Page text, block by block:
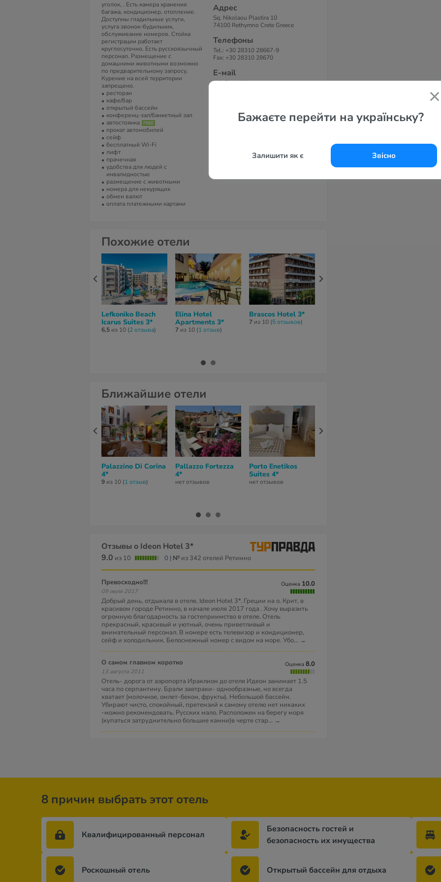
Бажаєте перейти на українську?
Залишити як є Звісно
уголок, . Есть камера хранения
багажа, кондиционер, отопление.
Доступны гладильные услуги,
услуга звонок-будильник,
обслуживание номеров. Стойка
регистрации работает
круглосуточно. Есть русскоязычный
персонал. Размещение с
домашними животными возможно
по предварительному запросу.
Курение на всей территории
запрещено.
ресторан
кафе/бар
открытый бассейн
конференц-зал/банкетный зал
автостоянка
прокат автомобилей
сейф
бесплатный Wi-Fi
лифт
прачечная
удобства для людей с
инвалидностью
размещение с животными
номера для некурящих
обмен валют
оплата платежными картами
Адрес
Sq. Nikolaou Plastira 10
74100 Rethymno Crete Greece
Телефоны
Tel.: +30 28310 28667-9
Fax: +30 28310 28670
Е-маil
info@hotelideon.gr
Похожие отели
Lefkoniko Beach
Icarus Suites 3*
6,5 из 10 (2 отзывa)
Elina Hotel
Apartments 3*
7 из 10 (1 отзыв)
Brascos Hotel 3*
7 из 10 (5 отзывов)
Ближайшие отели
Palazzino Di Corina
4*
9 из 10 (1 отзыв)
Pallazzo Fortezza
4*
нет отзывов
Porto Enetikos
Suites 4*
нет отзывов
Отзывы о Ideon Hotel 3*
9.0 из 10 0 | № из 342 отелей Ретимно
Превосходно!!!
09 июля 2017
Оценка
10.0
Добрый день, отдыхала в отеле, Ideon Hotel 3*. Греции на о. Крит, в
красивом городе Ретимно, в начале июля 2017 года . Хочу выразить
огромную благодарность за гостеприимство в отеле. Отель
прекрасный, красивый и уютный, очень приветливый и
внимательный персонал. В номере есть телевизор и кондиционер,
сейф и холодильник. Белоснежный номер с видом на море. Убо... →
О самом главном коротко
13 августа 2011
Оценка
8.0
Отель- дорога от аэропорта Ираклион до отеля Идеон занимает 1.5
часа по серпантину. Брали завтраки- однообразные, но всегда
хватает (молочное, омлет-бекон, фрукты). Небольшой бассейн.
Убирают чисто, спокойный, претензий к самому отелю нет никаких
-можно рекомендовать. Русских мало. Расположен на берегу моря
(купаться затруднительно большие камни)в черте стар... →
8 причин выбрать этот отель
Квалифицированный персонал
Безопасность гостей и
безопасность их имущества
Роскошный отель Открытый бассейн для отдыха